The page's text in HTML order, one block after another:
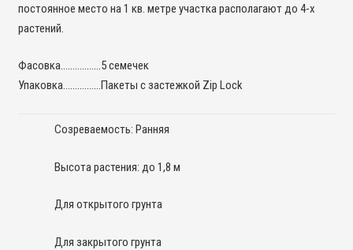
постоянное место на 1 кв. метре участка располагают до 4-х
растений.
Фасовка……………..5 семечек
Упаковка…………….Пакеты с застежкой Zip Lock
Созреваемость: Ранняя
Высота растения: до 1,8 м
Для открытого грунта
Для закрытого грунта